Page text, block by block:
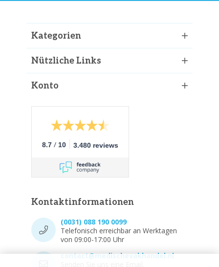
Kategorien
Nützliche Links
Konto
8.7 / 10 3.480 reviews
Kontaktinformationen
(0031) 088 190 0099
Telefonisch erreichbar an Werktagen
von 09:00-17:00 Uhr
contact@medischevakhandel.nl